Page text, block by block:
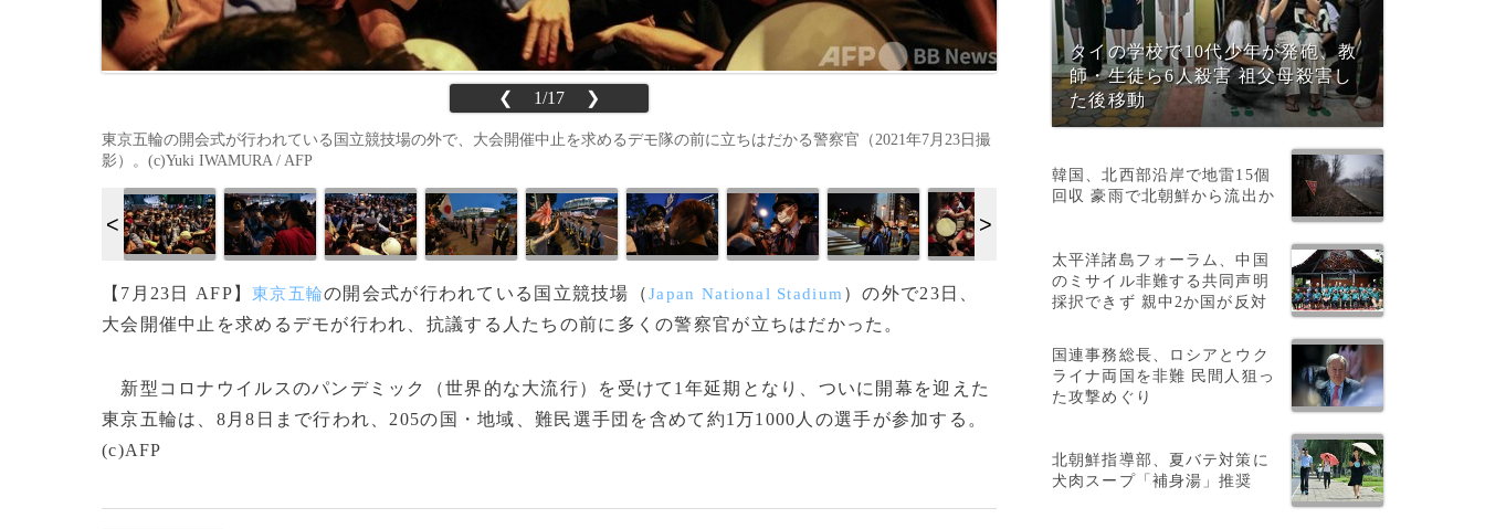
❮ 1/17 ❯
東京五輪の開会式が行われている国立競技場の外で、大会開催中止を求めるデモ隊の前に立ちはだかる警察官（2021年7月23日撮
影）。(c)Yuki IWAMURA / AFP
【7月23日 AFP】東京五輪の開会式が行われている国立競技場（Japan National Stadium ）の外で23日、
大会開催中止を求めるデモが行われ、抗議する人たちの前に多くの警察官が立ちはだかった。
新型コロナウイルスのパンデミック（世界的な大流行）を受けて1年延期となり、ついに開幕を迎えた
東京五輪は、8月8日まで行われ、205の国・地域、難民選手団を含めて約1万1000人の選手が参加する。
(c)AFP
タイの学校で10代少年が発砲、教
師・生徒ら6人殺害 祖父母殺害し
た後移動
韓国、北西部沿岸で地雷15個
回収 豪雨で北朝鮮から流出か
太平洋諸島フォーラム、中国
のミサイル非難する共同声明
採択できず 親中2か国が反対
国連事務総長、ロシアとウク
ライナ両国を非難 民間人狙っ
た攻撃めぐり
北朝鮮指導部、夏バテ対策に
犬肉スープ「補身湯」推奨